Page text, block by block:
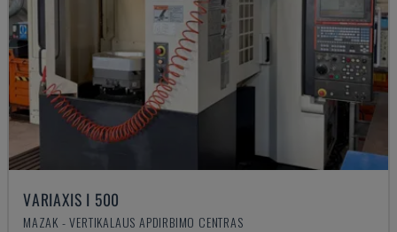
VARIAXIS I 500
MAZAK - VERTIKALAUS APDIRBIMO CENTRAS